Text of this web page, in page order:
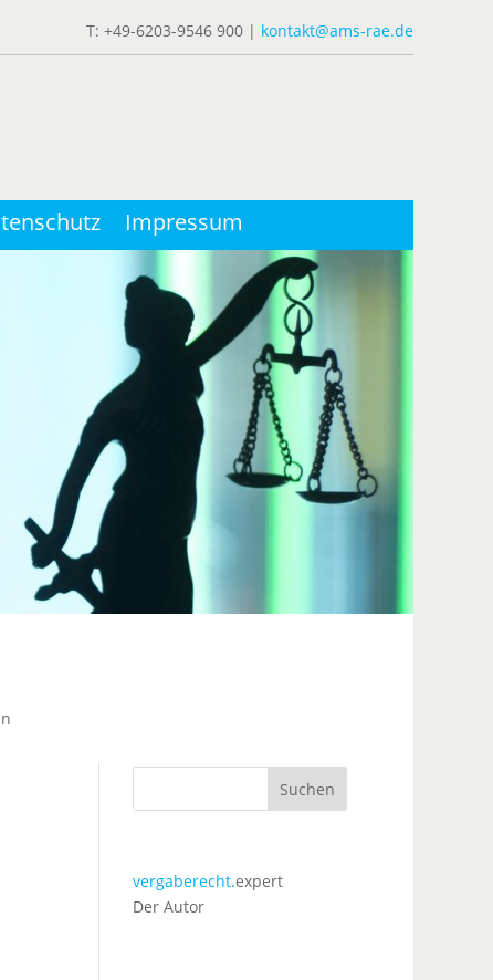
T: +49-6203-9546 900 | kontakt@ams-rae.de
Impressum
Suchen
vergaberecht.expert
Der Autor